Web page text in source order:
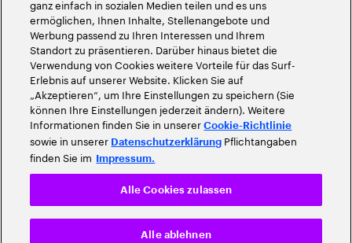
ganz einfach in sozialen Medien teilen und es uns
ermöglichen, Ihnen Inhalte, Stellenangebote und
Werbung passend zu Ihren Interessen und Ihrem
Standort zu präsentieren. Darüber hinaus bietet die
Verwendung von Cookies weitere Vorteile für das Surf-
Erlebnis auf unserer Website. Klicken Sie auf
„Akzeptieren“, um Ihre Einstellungen zu speichern (Sie
können Ihre Einstellungen jederzeit ändern). Weitere
Informationen finden Sie in unsererCookie-Richtlinie
sowie in unserer Datenschutzerklärung Pflichtangaben
finden Sie im Impressum.
Alle ablehnen
Alle Cookies zulassen